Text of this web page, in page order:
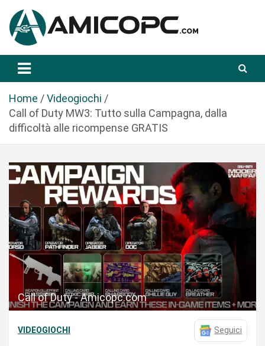
a
Amicopc.com
Home
Videogiochi
Call of Duty MW3: Tutto sulla Campagna, dalla
difficoltà alle ricompense GRATIS
Call of Duty - Amicopc.com
VIDEOGIOCHI Seguici